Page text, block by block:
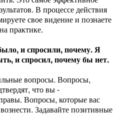
В процессе действия
свое видение и познаете
практике.
и спросили, почему. Я
и спросил, почему бы нет.
вопросы. Вопросы,
что вы -
Вопросы, которые вас
Задавайте позитивные